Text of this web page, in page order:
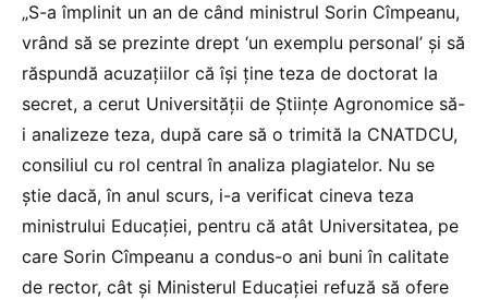
„S-a împlinit un an de când ministrul Sorin Cîmpeanu,
vrând să se prezinte drept ‘un exemplu personal’ şi să
răspundă acuzaţiilor că îşi ţine teza de doctorat la
secret, a cerut Universităţii de Ştiinţe Agronomice să-
i analizeze teza, după care să o trimită la CNATDCU,
consiliul cu rol central în analiza plagiatelor. Nu se
ştie dacă, în anul scurs, i-a verificat cineva teza
ministrului Educaţiei, pentru că atât Universitatea, pe
care Sorin Cîmpeanu a condus-o ani buni în calitate
de rector, cât şi Ministerul Educaţiei refuză să ofere